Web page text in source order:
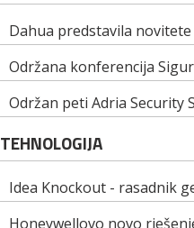
Dahua predstavila novitete
Održana konferencija
Održan peti Adria Security
TEHNOLOGIJA
Idea Knockout - rasadnik
Honeywellovo novo